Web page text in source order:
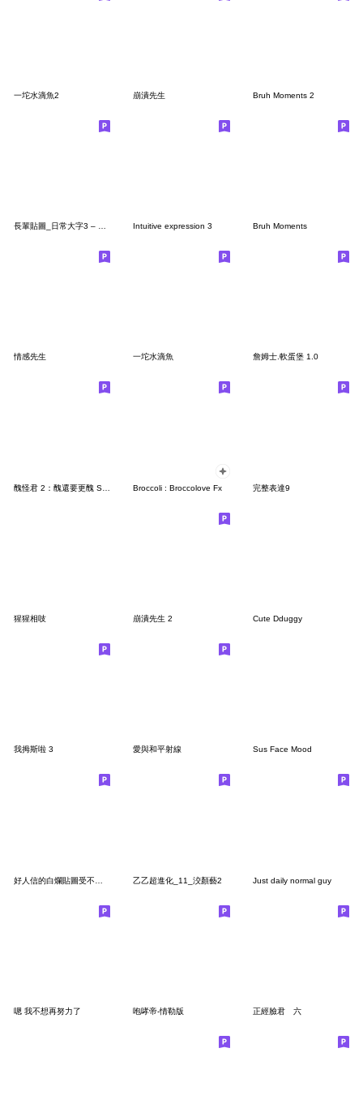
一坨水滴魚2 崩潰先生 Bruh Moments 2
Intuitive expression 3 Bruh Moments
情感先生 一坨水滴魚 詹姆士.軟蛋堡 1.0
Broccoli : Broccolove Fx 完整表達9
猩猩相吱 崩潰先生 2 Cute Dduggy
我拇斯啦 3 愛與和平射線 Sus Face Mood
乙乙超進化_11_洨顏藝2 Just daily normal guy
嗯 我不想再努力了 咆哮帝-情勒版 正經臉君 六